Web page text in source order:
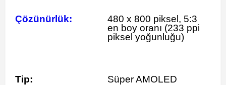
Çözünürlük:
480 x 800 piksel, 5:3
en boy oranı (233 ppi
piksel yoğunluğu)
Tip: Süper AMOLED